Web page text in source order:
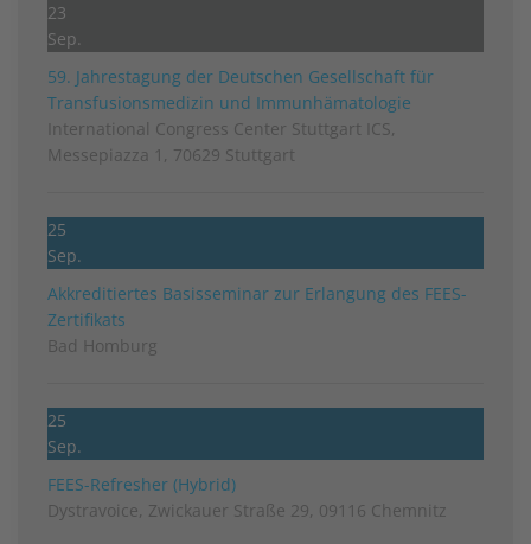
23
Sep.
59. Jahrestagung der Deutschen Gesellschaft für
Transfusionsmedizin und Immunhämatologie
International Congress Center Stuttgart ICS,
Messepiazza 1, 70629 Stuttgart
25
Sep.
Akkreditiertes Basisseminar zur Erlangung des FEES-
Zertifikats
Bad Homburg
25
Sep.
FEES-Refresher (Hybrid)
Dystravoice, Zwickauer Straße 29, 09116 Chemnitz